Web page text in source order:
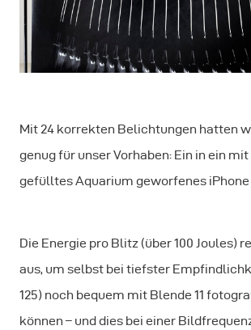
Mit 24 korrekten Belichtungen hatten
genug für unser Vorhaben: Ein in ein
gefülltes Aquarium geworfenes iPhone
Die Energie pro Blitz (über 100 Joules)
aus, um selbst bei tiefster
125) noch bequem mit Blende 11
können – und dies bei einer